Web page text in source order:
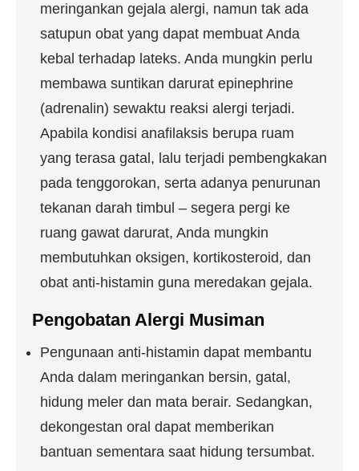
meringankan gejala alergi, namun tak ada
satupun obat yang dapat membuat Anda
kebal terhadap lateks. Anda mungkin perlu
membawa suntikan darurat epinephrine
(adrenalin) sewaktu reaksi alergi terjadi.
Apabila kondisi anafilaksis berupa ruam
yang terasa gatal, lalu terjadi pembengkakan
pada tenggorokan, serta adanya penurunan
tekanan darah timbul – segera pergi ke
ruang gawat darurat, Anda mungkin
membutuhkan oksigen, kortikosteroid, dan
obat anti-histamin guna meredakan gejala.
Pengobatan Alergi Musiman
Pengunaan anti-histamin dapat membantu
Anda dalam meringankan bersin, gatal,
hidung meler dan mata berair. Sedangkan,
dekongestan oral dapat memberikan
bantuan sementara saat hidung tersumbat.